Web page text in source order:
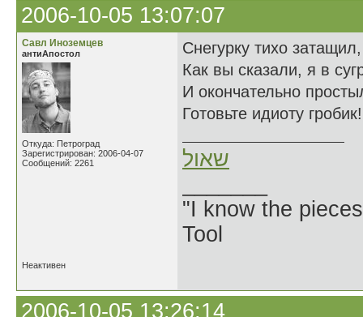
2006-10-05 13:07:07
Савл Иноземцев
антиАпостол
Откуда: Петроград
Зарегистрирован: 2006-04-07
Сообщений: 2261
Снегурку тихо затащил,
Как вы сказали, я в
И окончательно
Готовьте идиоту гробик!
שאול
"I know the
Tool
Неактивен
2006-10-05 13:26:14